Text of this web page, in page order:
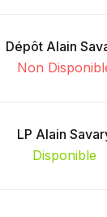
Dépôt Alain
Non
LP Alain
Disponible